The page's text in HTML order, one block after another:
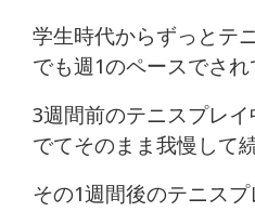
学生時代からずっとテ
でも週1のペースでされ
3週間前のテニスプレ
でてそのまま我慢して
その1週間後のテニス